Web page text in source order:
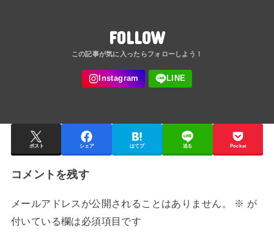
FOLLOW
ポスト シェア はてブ 送る Pocket
コメントを残す
メールアドレスが公開されることはありません。 ※ が
付いている欄は必須項目です